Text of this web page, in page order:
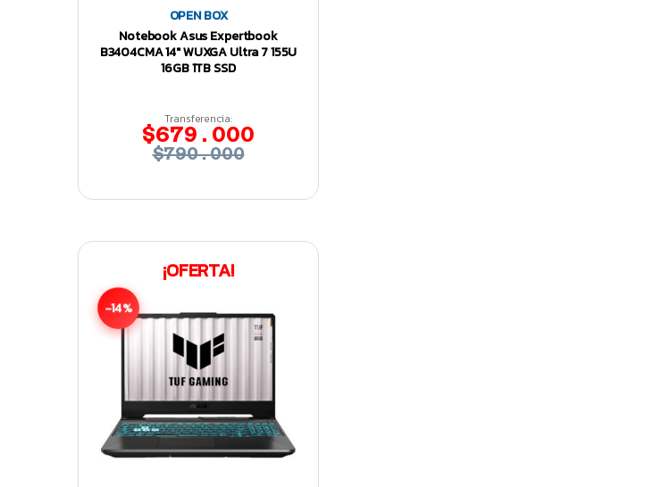
OPEN BOX
Notebook Asus Expertbook
B3404CMA 14″ WUXGA Ultra 7 155U
16GB 1TB SSD
Transferencia:
$679.000
$790.000
¡OFERTA!
-14%